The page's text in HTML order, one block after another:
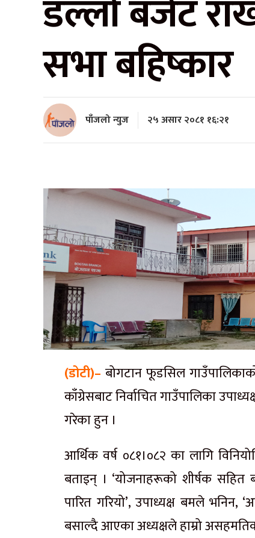
डल्लो बजेट
सभा बहिष्कार
पाँजलो न्युज २५ असार २०८१ १६:२१
(डोटी)– बोगटान फूडसिल
काँग्रेसबाट निर्वाचित गाउँपालिका
गरेका हुन ।
आर्थिक वर्ष ०८१।०८२ का लागि
बताइन् । ‘योजनाहरूको शीर्षक
पारित गरियो’, उपाध्यक्ष बमले
बसाल्दै आएका अध्यक्षले हाम्रो